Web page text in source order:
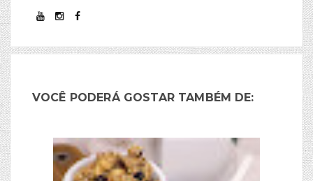
VOCÊ PODERÁ GOSTAR TAMBÉM DE: